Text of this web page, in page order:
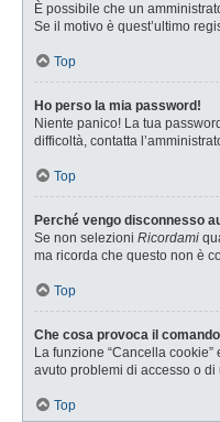
È possibile che un
Se il motivo è quest’ultimo
Top
Ho perso la mia password!
Niente panico! La tua
difficoltà, contatta
Top
Perché vengo disconnesso
Se non selezioni Ricordami
ma ricorda che questo non è
Top
Che cosa provoca il
La funzione “Cancella
avuto problemi di accesso o
Top